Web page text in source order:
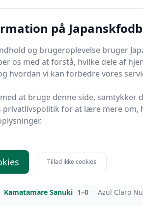
2025 til 14/12-2025.
indtil videre, og 0 J3 League
herunder med både
FC Gifu 2–3 Cerezo
Zweigen Kanazawa
Matsumoto Yamaga
FC
2–1 Giravanz
Kamatamare Sanuki 1–0 Azul Claro
på
og brugeroplevelse bruger
os med at forstå, hvilke dele af
hvordan vi kan forbedre vores
at bruge denne side, samtykker
privatlivspolitik for at lære mere om,
Tillad ikke cookies